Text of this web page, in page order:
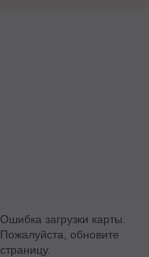
Ошибка загрузки карты.
Пожалуйста, обновите
страницу.